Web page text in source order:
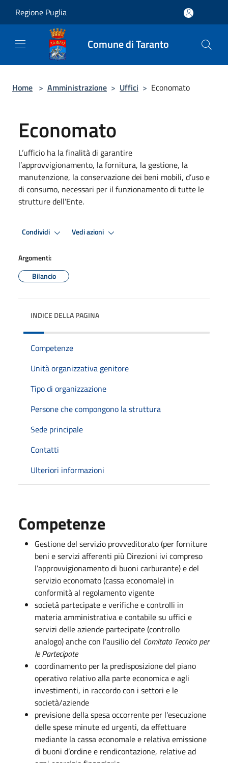
Regione Puglia
Comune di Taranto
Home > Amministrazione > Uffici > Economato
Economato
L’ufficio ha la finalità di garantire
l’approvvigionamento, la fornitura, la gestione, la
manutenzione, la conservazione dei beni mobili, d’uso e
di consumo, necessari per il funzionamento di tutte le
strutture dell’Ente.
Condividi Vedi azioni
Argomenti:
Bilancio
INDICE DELLA PAGINA
Competenze
Unità organizzativa genitore
Tipo di organizzazione
Persone che compongono la struttura
Sede principale
Contatti
Ulteriori informazioni
Competenze
Gestione del servizio provveditorato (per forniture
beni e servizi afferenti più Direzioni ivi compreso
l’approvvigionamento di buoni carburante) e del
servizio economato (cassa economale) in
conformità al regolamento vigente
società partecipate e verifiche e controlli in
materia amministrativa e contabile su uffici e
servizi delle aziende partecipate (controllo
analogo) anche con l'ausilio del Comitato Tecnico per
le Partecipate
coordinamento per la predisposizione del piano
operativo relativo alla parte economica e agli
investimenti, in raccordo con i settori e le
società/aziende
previsione della spesa occorrente per l'esecuzione
delle spese minute ed urgenti, da effettuare
mediante la cassa economale e relativa emissione
di buoni d’ordine e rendicontazione, relative ad